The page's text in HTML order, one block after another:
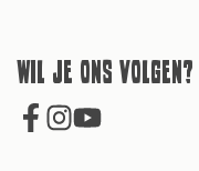
Wil je ons volgen?